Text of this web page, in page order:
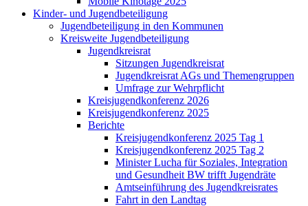
Kinder- und Jugendbeteiligung
Jugendbeteiligung in den Kommunen
Kreisweite Jugendbeteiligung
Jugendkreisrat
Sitzungen Jugendkreisrat
Jugendkreisrat AGs und Themengruppen
Umfrage zur Wehrpflicht
Kreisjugendkonferenz 2026
Kreisjugendkonferenz 2025
Berichte
Kreisjugendkonferenz 2025 Tag 1
Kreisjugendkonferenz 2025 Tag 2
Minister Lucha für Soziales, Integration
und Gesundheit BW trifft Jugendräte
Amtseinführung des Jugendkreisrates
Fahrt in den Landtag